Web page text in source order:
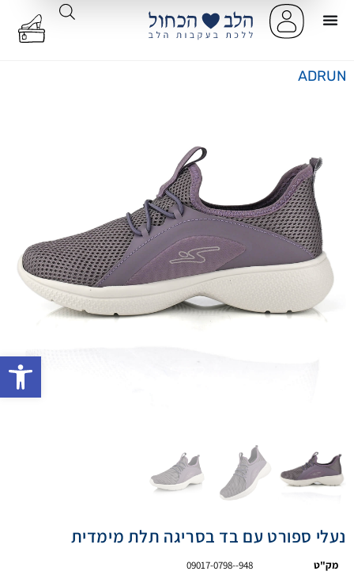
ADRUN
נעלי ספורט עם בד בסריגה תלת מימדית
מק"ט
09017-0798--948